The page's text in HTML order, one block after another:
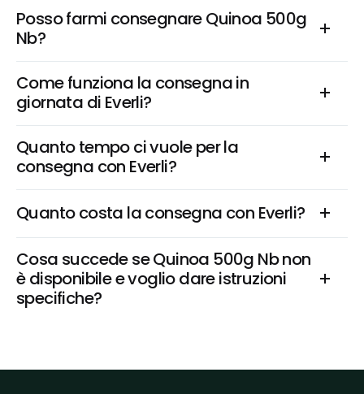
Posso farmi consegnare Quinoa 500g
Nb?
Come funziona la consegna in
giornata di Everli?
Quanto tempo ci vuole per la
consegna con Everli?
Quanto costa la consegna con Everli?
Cosa succede se Quinoa 500g Nb non
è disponibile e voglio dare istruzioni
specifiche?